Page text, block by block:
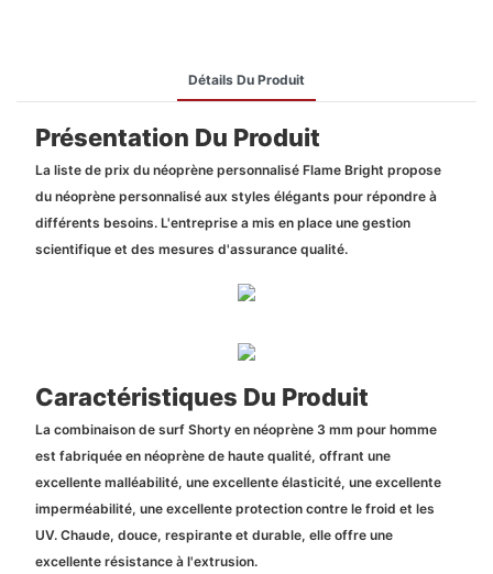
Détails Du Produit
Présentation Du Produit
La liste de prix du néoprène personnalisé Flame Bright propose
du néoprène personnalisé aux styles élégants pour répondre à
différents besoins. L'entreprise a mis en place une gestion
scientifique et des mesures d'assurance qualité.
Caractéristiques Du Produit
La combinaison de surf Shorty en néoprène 3 mm pour homme
est fabriquée en néoprène de haute qualité, offrant une
excellente malléabilité, une excellente élasticité, une excellente
imperméabilité, une excellente protection contre le froid et les
UV. Chaude, douce, respirante et durable, elle offre une
excellente résistance à l'extrusion.